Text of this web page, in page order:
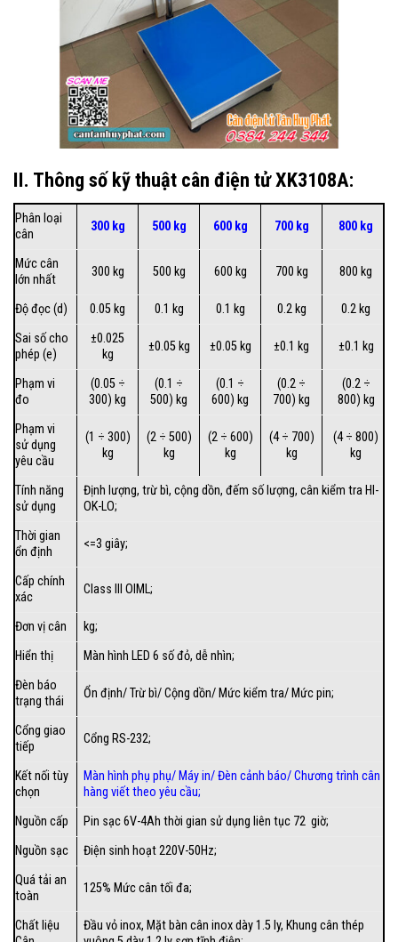
II. Thông số kỹ thuật cân điện tử XK3108A:
Phân loại
cân
300 kg 500 kg 600 kg 700 kg 800 kg
Mức cân
lớn nhất
300 kg 500 kg 600 kg 700 kg 800 kg
Độ đọc (d) 0.05 kg 0.1 kg 0.1 kg 0.2 kg
0.2 kg
Sai số cho
phép (e)
±0.025
kg
±0.05 kg ±0.05 kg ±0.1 kg ±0.1 kg
Phạm vi
đo
(0.05 ÷
300) kg
(0.1 ÷
500) kg
(0.1 ÷
600) kg
(0.2 ÷
700) kg
(0.2 ÷
800) kg
Phạm vi
sử dụng
yêu cầu
(1 ÷ 300)
kg
(2 ÷ 500)
kg
(2 ÷ 600)
kg
(4 ÷ 700)
kg
(4 ÷ 800)
kg
Tính năng
sử dụng
Định lượng, trừ bì, cộng dồn, đếm số lượng, cân kiểm tra HI-
OK-LO;
Thời gian
ổn định
<=3 giây;
Cấp chính
xác
Class III OIML;
Đơn vị cân
kg;
Hiển thị
Màn hình LED 6 số đỏ, dễ nhìn;
Đèn báo
trạng thái
Ổn định/ Trừ bì/ Cộng dồn/ Mức kiểm tra/ Mức pin;
Cổng giao
tiếp
Cổng RS-232;
Kết nối tùy
chọn
Màn hình phụ phụ/ Máy in/Đèn cảnh báo/Chương trình cân
hàng viết theo yêu cầu;
Nguồn cấp
Pin sạc 6V-4Ah thời gian sử dụng liên tục 72 giờ;
Nguồn sạc
Điện sinh hoạt 220V-50Hz;
Quá tải an
toàn
125% Mức cân tối đa;
Chất liệu
Đầu vỏ inox, Mặt bàn cân inox dày 1.5 ly, Khung cân thép